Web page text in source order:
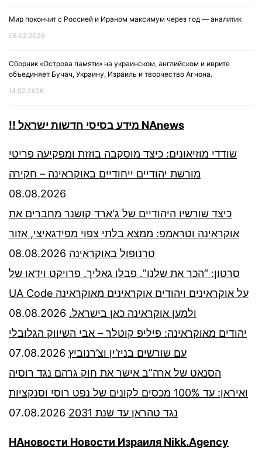
Мир покончит с Россией и Ираном максимум через год — аналитик
06.02.2026
Сборник «Острова памяти» на украинском, английском и иврите
объединяет Бучач, Украину, Израиль и творчество Агнона.
14.02.2026
!! מידע בסיסי חדשות ישראל NAnews
שודדי מוזיאונים: כיצד מוסקבה בוזזת ומפקיעה פריטי
מורשת יהודיים ייחודיים באוקראינה – חקירה
08.08.2026
כיצד שורשיו היהודיים של ג'ארד קושנר מחברים את
אוקראינה וטראמפ: ממצא בלתי צפוי מפידגאיצי, אזור
טרנופול באוקראינה 08.08.2026
סרטון: “הכר את שלנו”. פבלו גאליך. פרויקט וידאו של
UA Code על אוקראינים ויהודים אוקראינים מאוקראינה
ולמען אוקראינה כאן בישראל. 08.08.2026
יהודים מאוקראינה: פיליפ קוטלר – אבי השיווק הגלובלי
עם שורשים בניז’ין וצ’רנוביץ 07.08.2026
הסנאט של ארה”ב אישר את חוק גרהם נגד רוסיה
ואיראן: עד 100% מכסים לקונים של נפט רוסי וסנקציות
נגד טהראן עד שנת 2031
07.08.2026
НАновости Новости Израиля Nikk.Agency